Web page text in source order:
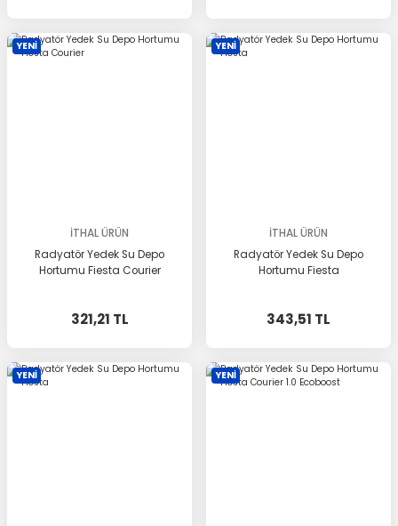
YENİ
İTHAL ÜRÜN
Radyatör Yedek Su Depo
Hortumu Fiesta Courier
321,21 TL
YENİ
İTHAL ÜRÜN
Radyatör Yedek Su Depo
Hortumu Fiesta
343,51 TL
YENİ YENİ